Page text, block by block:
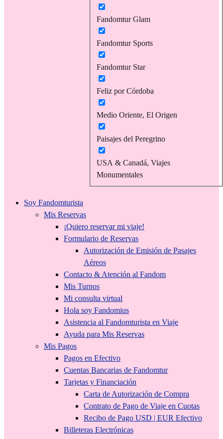
Fandomtur Glam
Fandomtur Sports
Fandomtur Star
Feliz por Córdoba
Medio Oriente, El Origen
Paisajes del Peregrino
USA & Canadá, Viajes
Monumentales
Soy Fandomturista
Mis Reservas
¡Quiero reservar mi viaje!
Formulario de Reservas
Autorización de Emisión de Pasajes
Aéreos
Contacto & Atención al Fandom
Mis Turnos
Mi consulta virtual
Hola soy Fandomius
Asistencia al Fandomturista en Viaje
Ayuda para Mis Reservas
Mis Pagos
Pagos en Efectivo
Cuentas Bancarias de Fandomtur
Tarjetas y Financiación
Carta de Autorización de Compra
Contrato de Pago de Viaje en Cuotas
Recibo de Pago USD | EUR Efectivo
Billeteras Electrónicas